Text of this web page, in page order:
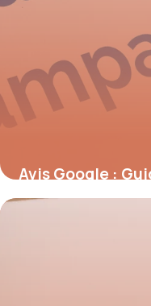
Avis Google :
2026